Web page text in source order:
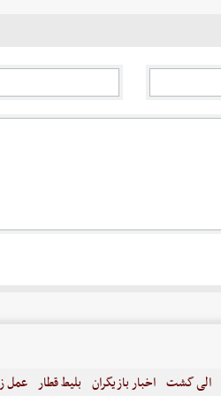
الی گشت اخبار بازیگران بلیط قطار عمل